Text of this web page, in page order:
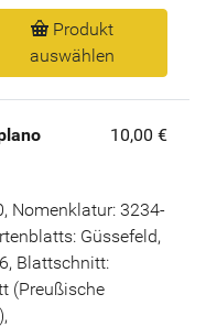
Produkt
auswählen
10,00 €
Nomenklatur: 3234-
Güssefeld,
Blattschnitt:
(Preußische